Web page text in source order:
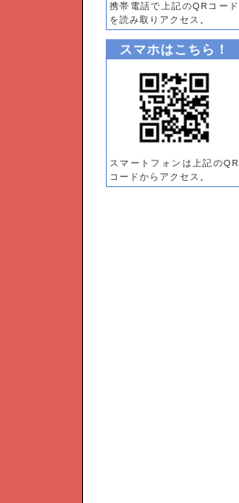
携帯電話で上記のQRコード
を読み取りアクセス。
スマホはこちら！
スマートフォンは上記のQR
コードからアクセス。